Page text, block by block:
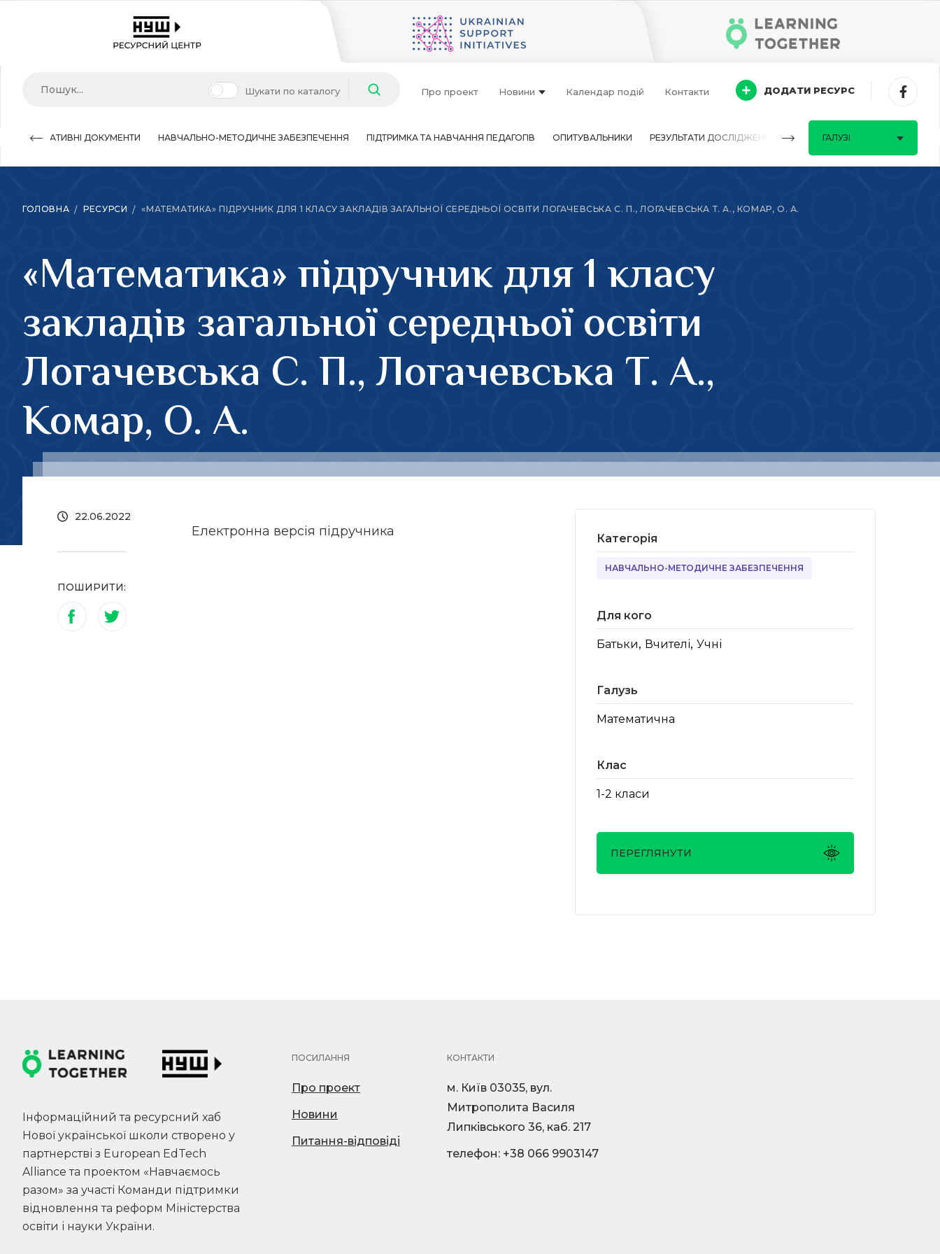
Шукати по каталогу Про проект Новини Календар подій Контакти ДОДАТИ РЕСУРС
НОРМАТИВНІ ДОКУМЕНТИ НАВЧАЛЬНО-МЕТОДИЧНЕ ЗАБЕЗПЕЧЕННЯ ПІДТРИМКА ТА НАВЧАННЯ ПЕДАГОГІВ ОПИТУВАЛЬНИКИ РЕЗУЛЬТАТИ ДОСЛІДЖЕНЬ ПИТАННЯ-ВІДПОВІДІ
ГАЛУЗІ
ГОЛОВНА РЕСУРСИ «МАТЕМАТИКА» ПІДРУЧНИК ДЛЯ 1 КЛАСУ ЗАКЛАДІВ ЗАГАЛЬНОЇ СЕРЕДНЬОЇ ОСВІТИ ЛОГАЧЕВСЬКА С. П., ЛОГАЧЕВСЬКА Т. А., КОМАР, О. А.
«Математика» підручник для 1 класу
закладів загальної середньої освіти
Логачевська С. П., Логачевська Т. А.,
Комар, О. А.
22.06.2022
ПОШИРИТИ:
Електронна версія підручника Категорія
НАВЧАЛЬНО-МЕТОДИЧНЕ ЗАБЕЗПЕЧЕННЯ
Для кого
Батьки, Вчителі, Учні
Галузь
Математична
Клас
1-2 класи
ПЕРЕГЛЯНУТИ
Інформаційний та ресурсний хаб
Нової української школи створено у
партнерстві з European EdTech
Alliance та проектом «Навчаємось
разом» за участі Команди підтримки
відновлення та реформ Міністерства
освіти і науки України.
ПОСИЛАННЯ
Про проект
Новини
Питання-відповіді
КОНТАКТИ
м. Київ 03035, вул.
Митрополита Василя
Липківського 36, каб. 217
телефон: +38 066 9903147